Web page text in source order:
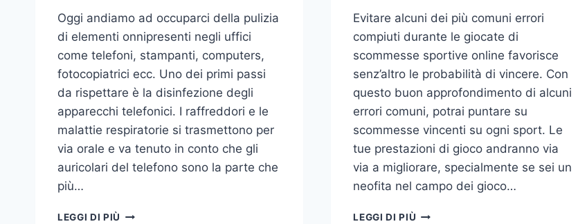
Oggi andiamo ad occuparci della pulizia
di elementi onnipresenti negli uffici
come telefoni, stampanti, computers,
fotocopiatrici ecc. Uno dei primi passi
da rispettare è la disinfezione degli
apparecchi telefonici. I raffreddori e le
malattie respiratorie si trasmettono per
via orale e va tenuto in conto che gli
auricolari del telefono sono la parte che
più…
LEGGI DI PIÙ UN
Evitare alcuni dei più comuni errori
compiuti durante le giocate di
scommesse sportive online favorisce
senz’altro le probabilità di vincere. Con
questo buon approfondimento di alcuni
errori comuni, potrai puntare su
scommesse vincenti su ogni sport. Le
tue prestazioni di gioco andranno via
via a migliorare, specialmente se sei un
neofita nel campo dei gioco…
LEGGI DI PIÙ GLI